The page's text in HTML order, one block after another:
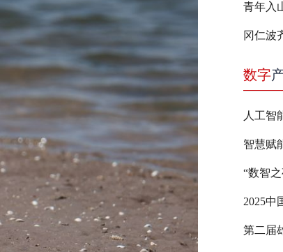
青年入
数字
人工智
2025中
第二届